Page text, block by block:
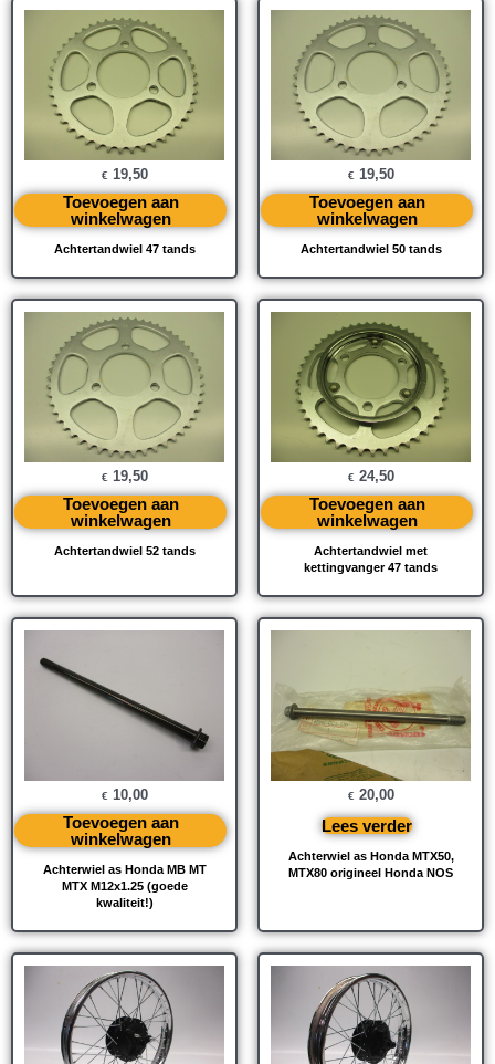
Achtertandwiel 47 tands
€ 19,50
Toevoegen aan
winkelwagen
Achtertandwiel 50 tands
€ 19,50
Toevoegen aan
winkelwagen
Achtertandwiel 52 tands
€ 19,50
Toevoegen aan
winkelwagen
Achtertandwiel met
kettingvanger 47 tands
€ 24,50
Toevoegen aan
winkelwagen
Achterwiel as Honda MB MT
MTX M12x1.25 (goede
kwaliteit!)
€ 10,00
Toevoegen aan
winkelwagen
Achterwiel as Honda MTX50,
MTX80 origineel Honda NOS
€ 20,00
Lees verder